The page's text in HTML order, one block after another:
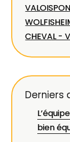
VALOIS
CHEVAL -
Derniers
bien